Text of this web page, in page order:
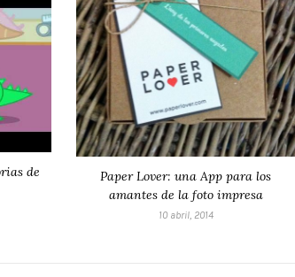
de
Paper Lover: una App para los
amantes de la foto impresa
10 abril, 2014